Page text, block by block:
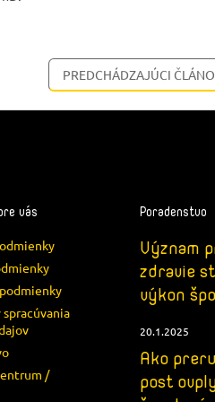
PREDCHÁDZAJÚCI
vás
/
Poradenstvo
Význam
zdravie
výkon
20.1.2025
Ako
post